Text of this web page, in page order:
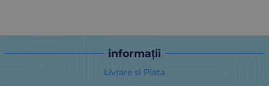
informații
Livrare si Plata